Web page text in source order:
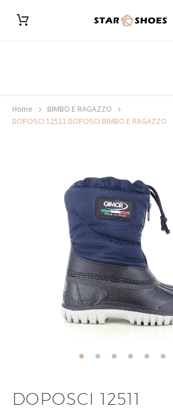
Home
BIMBO E RAGAZZO
DOPOSCI 12511 DOPOSCI BIMBO E RAGAZZO
DOPOSCI 12511